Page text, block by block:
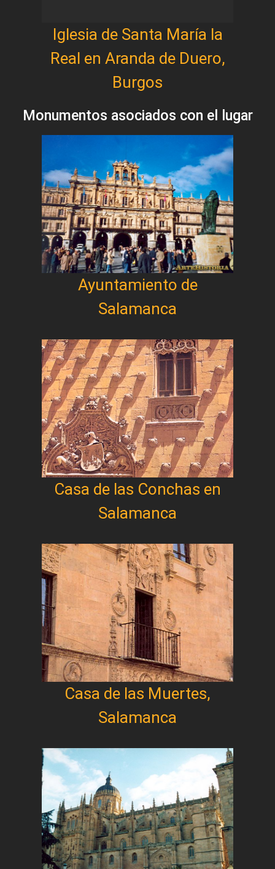
Iglesia de Santa María la
Real en Aranda de Duero,
Burgos
Monumentos asociados con el lugar
Ayuntamiento de
Salamanca
Casa de las Conchas en
Salamanca
Casa de las Muertes,
Salamanca